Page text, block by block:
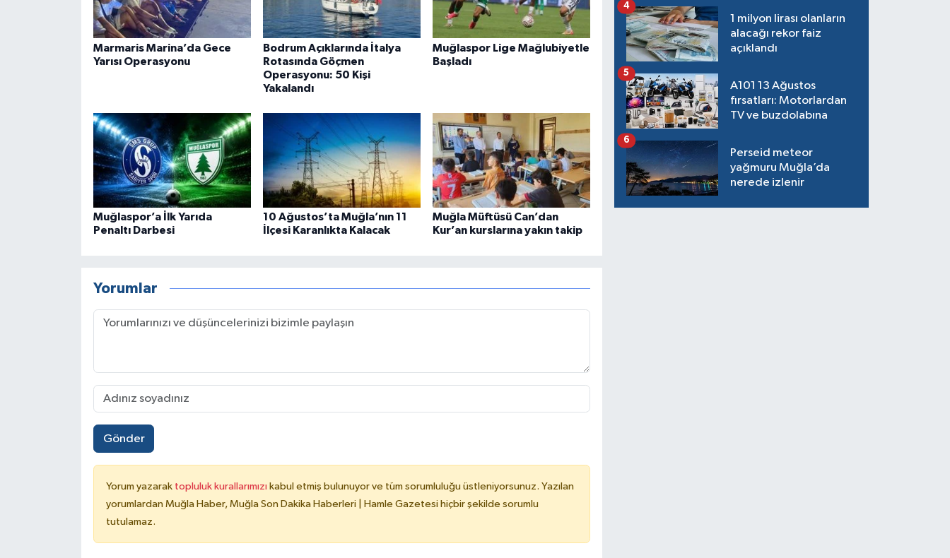
Marmaris Marina’da Gece
Yarısı Operasyonu
Bodrum Açıklarında İtalya
Rotasında Göçmen
Operasyonu: 50 Kişi
Yakalandı
Muğlaspor Lige Mağlubiyetle
Başladı
Muğlaspor’a İlk Yarıda
Penaltı Darbesi
10 Ağustos’ta Muğla’nın 11
İlçesi Karanlıkta Kalacak
Muğla Müftüsü Can’dan
Kur’an kurslarına yakın takip
Yorumlar
Gönder
Yorum yazarak topluluk kurallarımızı kabul etmiş bulunuyor ve tüm sorumluluğu üstleniyorsunuz. Yazılan
yorumlardan Muğla Haber, Muğla Son Dakika Haberleri | Hamle Gazetesi hiçbir şekilde sorumlu
tutulamaz.
1 milyon lirası olanların
alacağı rekor faiz
açıklandı
4
A101 13 Ağustos
fırsatları: Motorlardan
TV ve buzdolabına
5
Perseid meteor
yağmuru Muğla’da
nerede izlenir
6